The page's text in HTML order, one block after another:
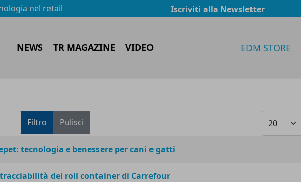
nel retail Iscriviti alla Newsletter
NEWS TR MAGAZINE VIDEO EDM STORE
Filtro Pulisci Visualizza #
tecnologia e benessere per cani e gatti
dei roll container di Carrefour